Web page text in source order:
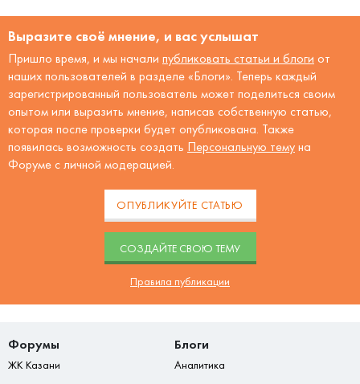
Выразите своё мнение, и вас услышат
Пришло время, и мы начали публиковать статьи и блоги от
наших пользователей в разделе «Блоги». Теперь каждый
зарегистрированный пользователь может поделиться своим
опытом или выразить мнение, написав собственную статью,
которая после проверки будет опубликована. Также
появилась возможность создать Персональную тему на
Форуме с личной модерацией.
ОПУБЛИКУЙТЕ СТАТЬЮ
CОЗДАЙТЕ СВОЮ ТЕМУ
Правила публикации
Форумы
ЖК Казани
Блоги
Аналитика